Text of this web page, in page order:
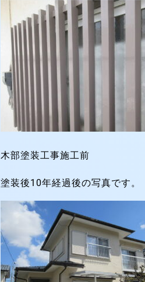
木部塗装工事施工前
塗装後10年経過後の写真です。